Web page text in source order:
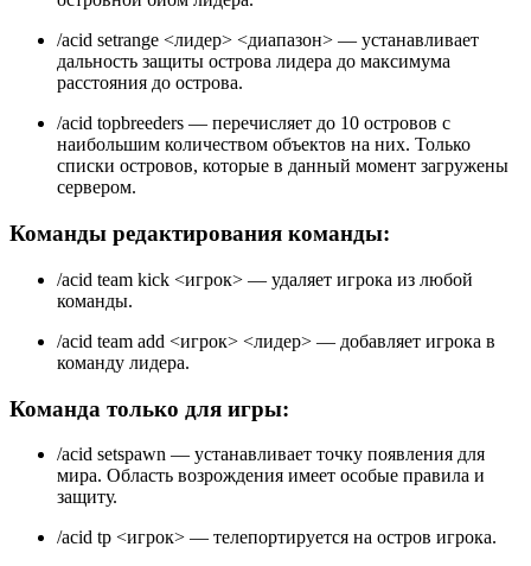
/acid setrange <лидер> <диапазон> — устанавливает
дальность защиты острова лидера до максимума
расстояния до острова.
/acid topbreeders — перечисляет до 10 островов с
наибольшим количеством объектов на них. Только
списки островов, которые в данный момент загружены
сервером.
Команды редактирования команды:
/acid team kick <игрок> — удаляет игрока из любой
команды.
/acid team add <игрок> <лидер> — добавляет игрока в
команду лидера.
Команда только для игры:
/acid setspawn — устанавливает точку появления для
мира. Область возрождения имеет особые правила и
защиту.
/acid tp <игрок> — телепортируется на остров игрока.